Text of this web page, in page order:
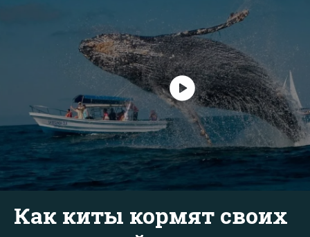
Как киты кормят своих